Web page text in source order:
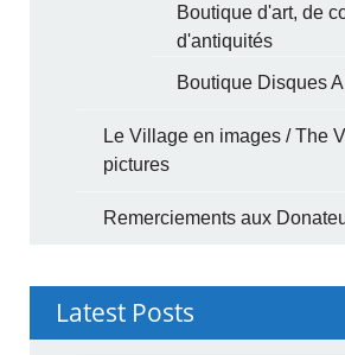
Boutique d'art, de
d'antiquités
Boutique Disques
Le Village en images / The
pictures
Remerciements aux
Latest Posts